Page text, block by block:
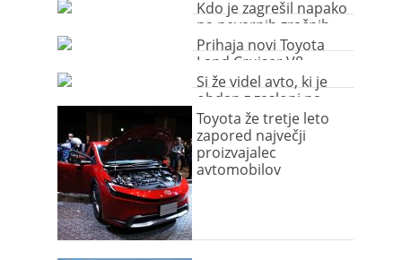
Kdo je zagrešil napako
na nevarnih zračnih
blazinah?
Prihaja novi Toyota
Land Cruiser V8
Si že videl avto, ki je
obdan z zasloni na
dotik?
Toyota že tretje leto
zapored največji
proizvajalec
avtomobilov